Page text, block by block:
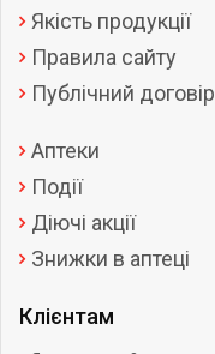
Якість продукції
Правила сайту
Публічний договір
Аптеки
Події
Діючі акції
Знижки в аптеці
Клієнтам